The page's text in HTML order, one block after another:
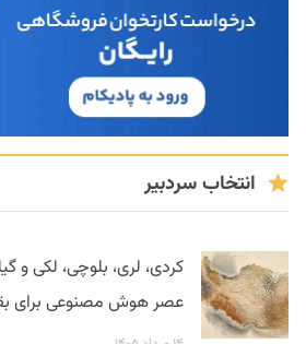
انتخاب سردبیر
کردی، لری، بلوچی، لکی و
عصر هوش مصنوعی برای بقا